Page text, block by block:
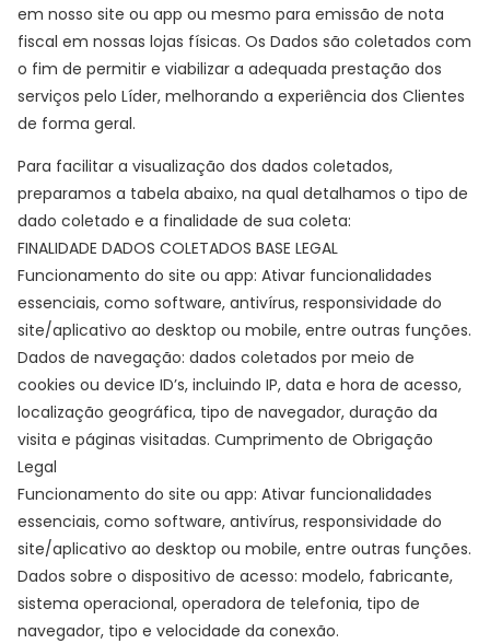
em nosso site ou app ou mesmo para emissão de nota
fiscal em nossas lojas físicas. Os Dados são coletados com
o fim de permitir e viabilizar a adequada prestação dos
serviços pelo Líder, melhorando a experiência dos Clientes
de forma geral.
Para facilitar a visualização dos dados coletados,
preparamos a tabela abaixo, na qual detalhamos o tipo de
dado coletado e a finalidade de sua coleta:
FINALIDADE DADOS COLETADOS BASE LEGAL
Funcionamento do site ou app: Ativar funcionalidades
essenciais, como software, antivírus, responsividade do
site/aplicativo ao desktop ou mobile, entre outras funções.
Dados de navegação: dados coletados por meio de
cookies ou device ID’s, incluindo IP, data e hora de acesso,
localização geográfica, tipo de navegador, duração da
visita e páginas visitadas. Cumprimento de Obrigação
Legal
Funcionamento do site ou app: Ativar funcionalidades
essenciais, como software, antivírus, responsividade do
site/aplicativo ao desktop ou mobile, entre outras funções.
Dados sobre o dispositivo de acesso: modelo, fabricante,
sistema operacional, operadora de telefonia, tipo de
navegador, tipo e velocidade da conexão.